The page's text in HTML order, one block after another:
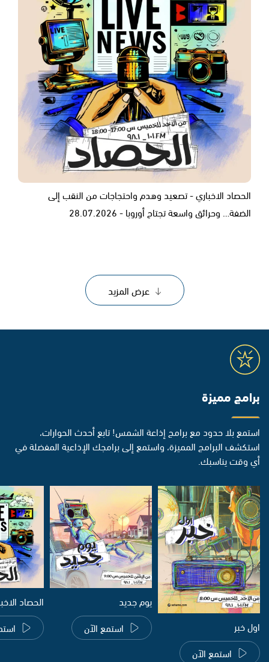
الحصاد الاخباري - تصعيد وهدم واحتجاجات من النقب إلى
الضفة… وحرائق واسعة تجتاح أوروبا - 28.07.2026
عرض المزيد
برامج مميزة
استمع بلا حدود مع برامج إذاعة الشمس! تابع أحدث الحوارات،
استكشف البرامج المميزة، واستمع إلى برامجك الإذاعية المفضلة في
أي وقت يناسبك.
اول خبر
استمع الآن
يوم جديد
استمع الآن
الحصاد